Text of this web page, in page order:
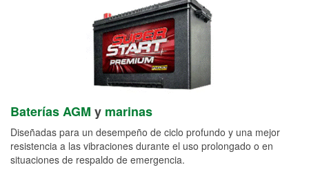
Baterías AGM y marinas
Diseñadas para un desempeño de ciclo profundo y una mejor
resistencia a las vibraciones durante el uso prolongado o en
situaciones de respaldo de emergencia.